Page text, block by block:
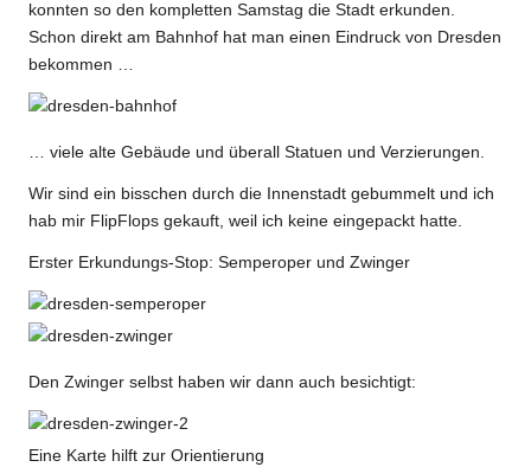
konnten so den kompletten Samstag die Stadt erkunden.
Schon direkt am Bahnhof hat man einen Eindruck von Dresden
bekommen …
… viele alte Gebäude und überall Statuen und Verzierungen.
Wir sind ein bisschen durch die Innenstadt gebummelt und ich
hab mir FlipFlops gekauft, weil ich keine eingepackt hatte.
Erster Erkundungs-Stop: Semperoper und Zwinger
Den Zwinger selbst haben wir dann auch besichtigt:
Eine Karte hilft zur Orientierung